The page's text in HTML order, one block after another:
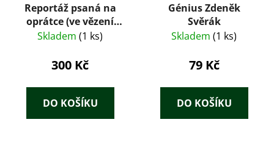
Reportáž psaná na
oprátce (ve vězení
gestapa na Pankráci
Skladem (1 ks)
300 Kč
DO KOŠÍKU
Génius Zdeněk
Svěrák
Skladem (1 ks)
79 Kč
DO KOŠÍKU